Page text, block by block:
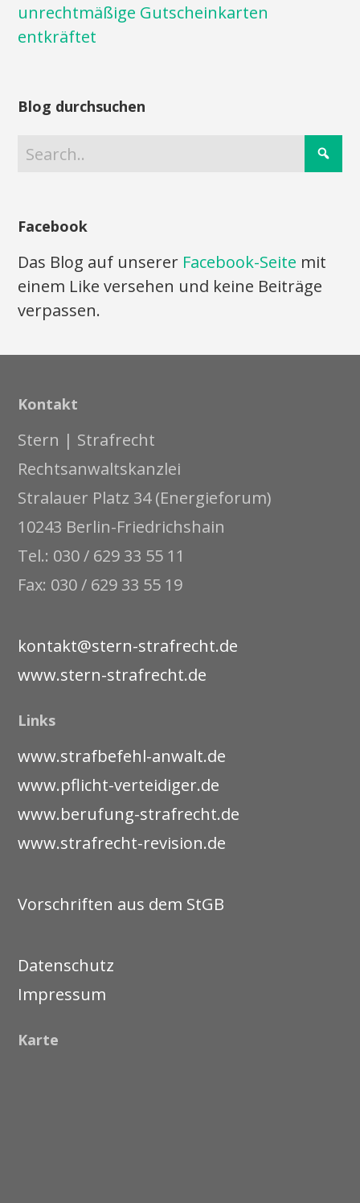
unrechtmäßige Gutscheinkarten
entkräftet
Blog durchsuchen
Facebook
Das Blog auf unserer Facebook-Seite mit
einem Like versehen und keine Beiträge
verpassen.
Kontakt
Stern | Strafrecht
Rechtsanwaltskanzlei
Stralauer Platz 34 (Energieforum)
10243 Berlin-Friedrichshain
Tel.: 030 / 629 33 55 11
Fax: 030 / 629 33 55 19
kontakt@stern-strafrecht.de
www.stern-strafrecht.de
Links
www.strafbefehl-anwalt.de
www.pflicht-verteidiger.de
www.berufung-strafrecht.de
www.strafrecht-revision.de
Vorschriften aus dem StGB
Datenschutz
Impressum
Karte